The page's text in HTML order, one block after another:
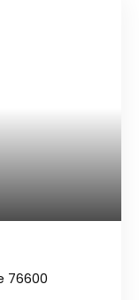
!
76600